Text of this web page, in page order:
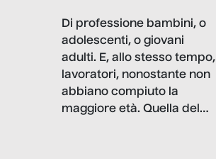
Di professione bambini, o
adolescenti, o giovani
adulti. E, allo stesso tempo,
lavoratori, nonostante non
abbiano compiuto la
maggiore età. Quella del